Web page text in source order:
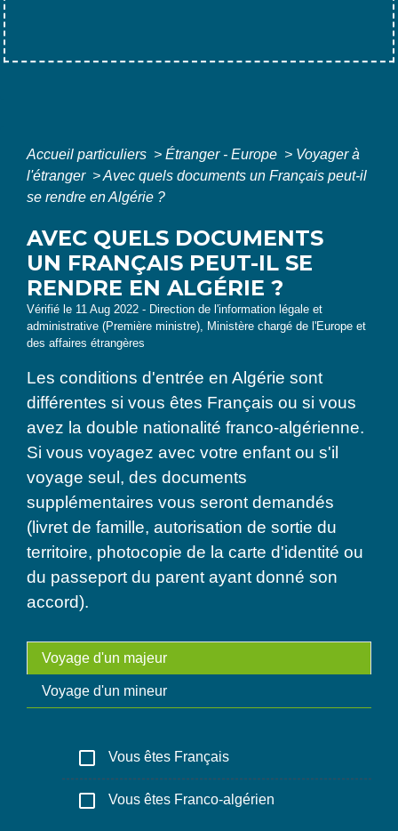
Accueil particuliers > Étranger - Europe > Voyager à
l'étranger >Avec quels documents un Français peut-il
se rendre en Algérie ?
AVEC QUELS DOCUMENTS
UN FRANÇAIS PEUT-IL SE
RENDRE EN ALGÉRIE ?
Vérifié le 11 Aug 2022 - Direction de l'information légale et
administrative (Première ministre), Ministère chargé de l'Europe et
des affaires étrangères
Les conditions d'entrée en Algérie sont
différentes si vous êtes Français ou si vous
avez la double nationalité franco-algérienne.
Si vous voyagez avec votre enfant ou s'il
voyage seul, des documents
supplémentaires vous seront demandés
(livret de famille, autorisation de sortie du
territoire, photocopie de la carte d'identité ou
du passeport du parent ayant donné son
accord).
Voyage d'un majeur
Voyage d'un mineur
check_box_outline_blank Vous êtes Français
check_box_outline_blank Vous êtes Franco-algérien